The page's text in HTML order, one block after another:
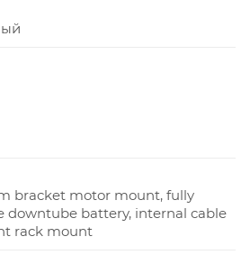
bracket motor mount, fully
downtube battery, internal cable
rack mount